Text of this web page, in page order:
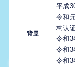
背景
平成
令和
构认
令和3
令和3
令和3